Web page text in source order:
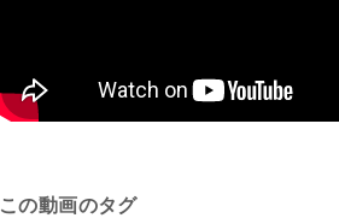
この動画のタグ